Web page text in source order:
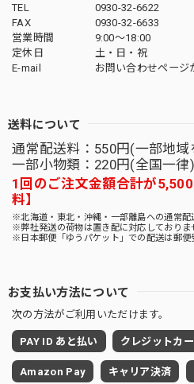
TEL
0930-32-6622
FAX
0930-32-6633
営業時間
9:00〜18:00
定休日
土・日・祝
E-mail
お問い合わせページ
送料について
通常配送料：550円(一部地域
一部小物類：220円(全国一律)
1回のご注文金額合計が
料】
※北海道・東北・沖縄・一部離島への通常配
※弊社発送の荷物は置き配に対応しておりま
※日本郵便「ゆうパケット」での配送は郵便
お支払い方法について
次の方法がご利用いただけます。
PAY ID あと払い クレジットカ
Amazon Pay キャリア決済